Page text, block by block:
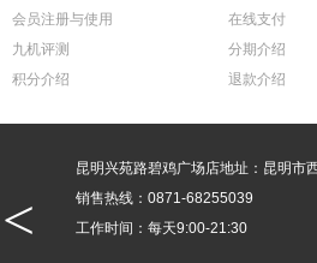
会员注册与使用
九机评测
积分介绍
在线支付
分期介绍
退款介绍
<
销售热线：0871-68255039
工作时间：每天9:00-21:30